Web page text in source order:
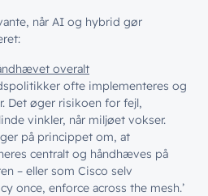
når AI og hybrid gør
overalt
ofte implementeres og
Det øger risikoen for fejl,
vinkler, når miljøet vokser.
på princippet om, at
centralt og håndhæves på
– eller som Cisco selv
once, enforce across the mesh.’